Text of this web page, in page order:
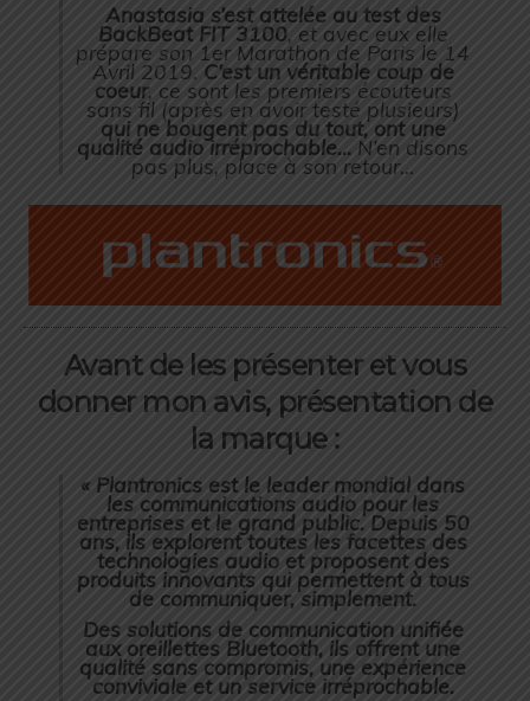
Anastasia s’est attelée au test des
BackBeat FIT 3100, et avec eux elle
prépare son 1er Marathon de Paris le 14
Avril 2019. C’est un véritable coup de
coeur, ce sont les premiers écouteurs
sans fil (après en avoir testé plusieurs)
qui ne bougent pas du tout, ont une
qualité audio irréprochable… N’en disons
pas plus, place à son retour…
Avant de les présenter et vous
donner mon avis, présentation de
la marque :
« Plantronics est le leader mondial dans
les communications audio pour les
entreprises et le grand public. Depuis 50
ans, ils explorent toutes les facettes des
technologies audio et proposent des
produits innovants qui permettent à tous
de communiquer, simplement.
Des solutions de communication unifiée
aux oreillettes Bluetooth, ils offrent une
qualité sans compromis, une expérience
conviviale et un service irréprochable.